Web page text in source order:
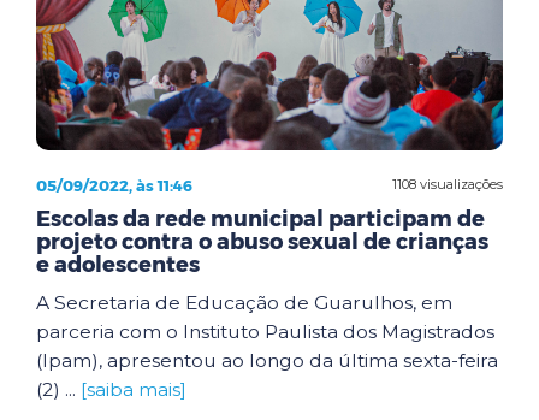
1108 visualizações
05/09/2022, às 11:46
Escolas da rede municipal participam de
projeto contra o abuso sexual de crianças
e adolescentes
A Secretaria de Educação de Guarulhos, em
parceria com o Instituto Paulista dos Magistrados
(Ipam), apresentou ao longo da última sexta-feira
(2) ... [saiba mais]